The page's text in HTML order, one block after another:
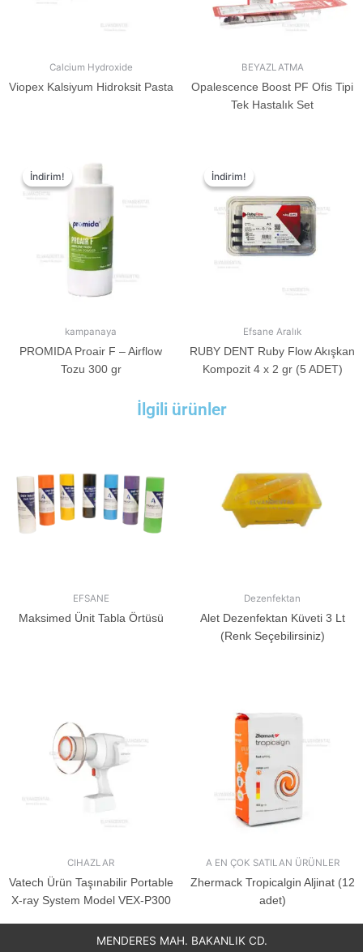
Calcium Hydroxide
Viopex Kalsiyum Hidroksit Pasta
BEYAZLATMA
Opalescence Boost PF Ofis Tipi
Tek Hastalık Set
İndirim!
İndirim!
kampanaya
PROMIDA Proair F – Airflow
Tozu 300 gr
İndirim!
İndirim!
Efsane Aralık
RUBY DENT Ruby Flow Akışkan
Kompozit 4 x 2 gr (5 ADET)
İlgili ürünler
EFSANE
Maksimed Ünit Tabla Örtüsü
Dezenfektan
Alet Dezenfektan Küveti 3 Lt
(Renk Seçebilirsiniz)
CIHAZLAR
Vatech Ürün Taşınabilir Portable
X-ray System Model VEX-P300
A EN ÇOK SATILAN ÜRÜNLER
Zhermack Tropicalgin Aljinat (12
adet)
MENDERES MAH. BAKANLIK CD.